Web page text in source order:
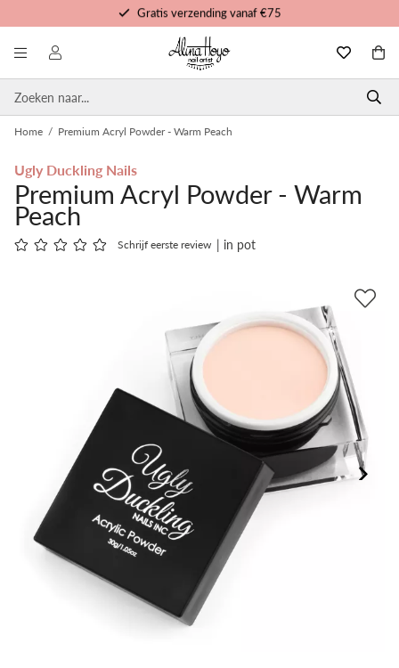
Gratis trainingen en tutorials
Voor 16u besteld, morgen in huis
Persoonlijke service
Home / Premium Acryl Powder - Warm Peach
Ugly Duckling Nails
Premium Acryl Powder - Warm
Peach
Schrijf eerste review | in pot